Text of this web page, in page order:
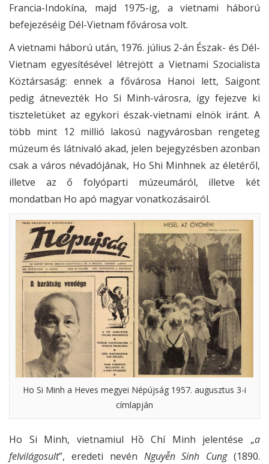
Francia-Indokína, majd 1975-ig, a vietnami háború
befejezéséig Dél-Vietnam fővárosa volt.
A vietnami háború után, 1976. július 2-án Észak- és Dél-
Vietnam egyesítésével létrejött a Vietnami Szocialista
Köztársaság: ennek a fővárosa Hanoi lett, Saigont
pedig átnevezték Ho Si Minh-városra, így fejezve ki
tiszteletüket az egykori észak-vietnami elnök iránt. A
több mint 12 millió lakosú nagyvárosban rengeteg
múzeum és látnivaló akad, jelen bejegyzésben azonban
csak a város névadójának, Ho Shi Minhnek az életéről,
illetve az ő folyóparti múzeumáról, illetve két
mondatban Ho apó magyar vonatkozásairól.
Ho Si Minh a Heves megyei Népújság 1957. augusztus 3-i
címlapján
Ho Si Minh, vietnamiul Hồ Chí Minh jelentése „a
felvilágosult”, eredeti nevén Nguyễn Sinh Cung(1890.